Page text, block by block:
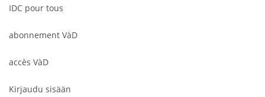
IDC pour tous
abonnement VàD
accès VàD
Kirjaudu sisään